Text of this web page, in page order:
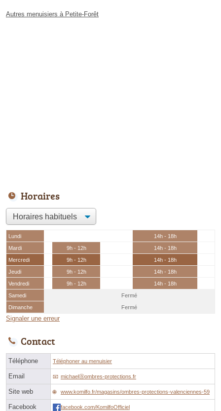
Autres menuisiers à Petite-Forêt
Horaires
Lundi
14h - 18h
Mardi
9h - 12h
14h - 18h
Mercredi
9h - 12h
14h - 18h
Jeudi
9h - 12h
14h - 18h
Vendredi
9h - 12h
14h - 18h
Samedi
Fermé
Dimanche
Fermé
Signaler une erreur
Contact
Téléphone Téléphoner au menuisier
Email michaelⓐombres-protections.fr
Site web www.komilfo.fr/magasins/ombres-protections-valenciennes-59
Facebook facebook.com/KomilfoOfficiel